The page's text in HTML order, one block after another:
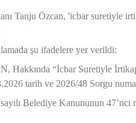
Tanju Özcan, 'icbar suretiyle
şu ifadelere yer verildi:
Hakkında “İcbar Suretiyle
tarih ve 2026/48 Sorgu
Belediye Kanununun